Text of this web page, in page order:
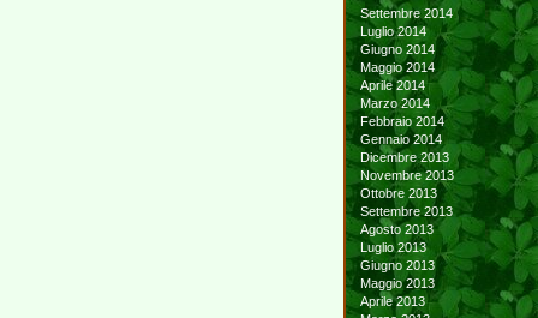
Settembre 2014
Luglio 2014
Giugno 2014
Maggio 2014
Aprile 2014
Marzo 2014
Febbraio 2014
Gennaio 2014
Dicembre 2013
Novembre 2013
Ottobre 2013
Settembre 2013
Agosto 2013
Luglio 2013
Giugno 2013
Maggio 2013
Aprile 2013